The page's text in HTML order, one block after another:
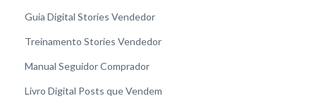
Guia Digital Stories Vendedor
Treinamento Stories Vendedor
Manual Seguidor Comprador
Livro Digital Posts que Vendem